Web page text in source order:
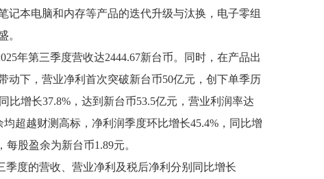
记本电脑和内存等产品的迭代升级与汰换，电子零组
。
年第三季度营收达2444.67新台币。同时，在产品出
动下，营业净利首次突破新台币50亿元，创下单季历
比增长37.8%，达到新台币53.5亿元，营业利润率达
超越财测高标，净利润季度环比增长45.4%，同比增
每股盈余为新台币1.89元。
季度的营收、营业净利及税后净利分别同比增长